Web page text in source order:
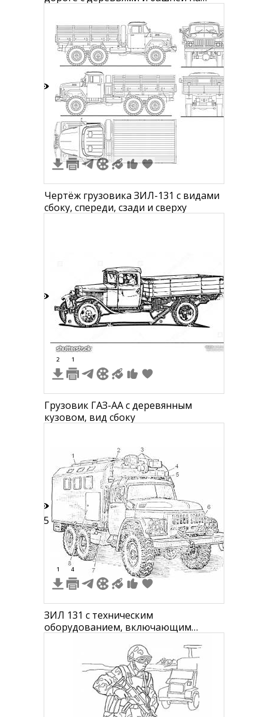
Чертёж грузовика ЗИЛ-131 с видами
сбоку, спереди, сзади и сверху
2 1
Грузовик ГАЗ-АА с деревянным
кузовом, вид сбоку
15
1 4
ЗИЛ 131 с техническим
оборудованием, включающим
дверь, передние фары, передний
бампер, верхний багажник с
дополнительным оборудованием,
антенну, выдвижные подножки